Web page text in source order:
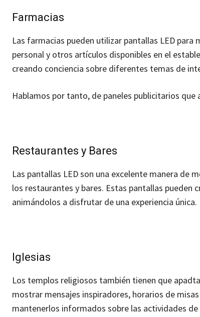
Farmacias
Las farmacias pueden utilizar pantallas LED
personal y otros artículos disponibles en el
creando conciencia sobre diferentes temas de
Hablamos por tanto, de paneles publicitarios
Restaurantes y Bares
Las pantallas LED son una excelente manera de
los restaurantes y bares. Estas pantallas
animándolos a disfrutar de una experiencia única.
Iglesias
Los templos religiosos también tienen que
mostrar mensajes inspiradores, horarios de
mantenerlos informados sobre las actividades